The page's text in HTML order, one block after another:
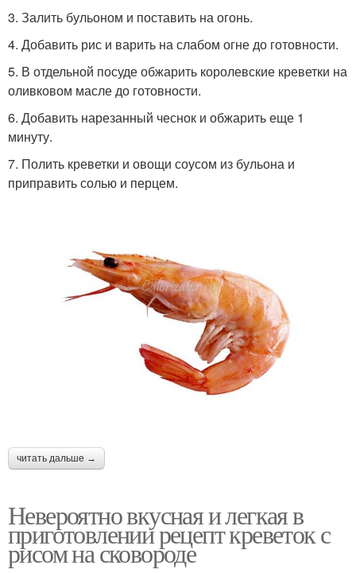
3. Залить бульоном и поставить на огонь.
4. Добавить рис и варить на слабом огне до готовности.
5. В отдельной посуде обжарить королевские креветки на
оливковом масле до готовности.
6. Добавить нарезанный чеснок и обжарить еще 1
минуту.
7. Полить креветки и овощи соусом из бульона и
приправить солью и перцем.
читать дальше →
Невероятно вкусная и легкая в
приготовлении рецепт креветок с
рисом на сковороде